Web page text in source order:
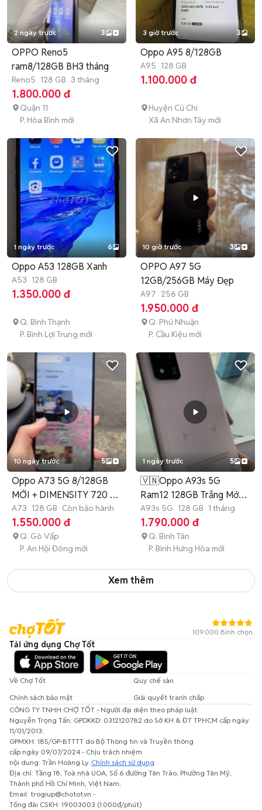
2 ngày trước 3
OPPO Reno5
ram8/128GB BH3 tháng
Reno5 128 GB 3 tháng
1.800.000 đ
Quận 11
P. Hòa Bình mới
3 giờ trước 3
Oppo A95 8/128GB
A95 128 GB
1.100.000 đ
Huyện Củ Chi
Xã An Nhơn Tây mới
1 ngày trước 6
Oppo A53 128GB Xanh
A53 128 GB
1.350.000 đ
Q. Bình Thạnh
P. Bình Lợi Trung mới
10 giờ trước 3
OPPO A97 5G
12GB/256GB Máy Đẹp
A97 256 GB
1.950.000 đ
Q. Phú Nhuận
P. Cầu Kiệu mới
10 ngày trước 5
Oppo A73 5G 8/128GB
MỚI + DIMENSITY 720 8
NHÂN
A73 128 GB Còn bảo hành
1.550.000 đ
Q. Gò Vấp
P. An Hội Đông mới
1 ngày trước 5
🇻🇳Oppo A93s 5G
Ram12 128GB Trắng Mới
BH 1 tháng
A93s 5G 128 GB 1 tháng
1.790.000 đ
Q. Bình Tân
P. Bình Hưng Hòa mới
Xem thêm
109.000 Bình chọn
Tải ứng dụng Chợ Tốt
Về Chợ Tốt
Quy chế sàn
Chính sách bảo mật
Giải quyết tranh chấp
CÔNG TY TNHH CHỢ TỐT - Người đại diện theo pháp luật:
Nguyễn Trọng Tấn; GPDKKD: 0312120782 do Sở KH & ĐT TP.HCM cấp ngày
11/01/2013;
GPMXH: 185/GP-BTTTT do Bộ Thông tin và Truyền thông
cấp ngày 09/07/2024 - Chịu trách nhiệm
nội dung: Trần Hoàng Ly. Chính sách sử dụng
Địa chỉ: Tầng 18, Toà nhà UOA, Số 6 đường Tân Trào, Phường Tân Mỹ,
Thành phố Hồ Chí Minh, Việt Nam;
Email: trogiup@chotot.vn -
Tổng đài CSKH: 19003003 (1.000đ/phút)